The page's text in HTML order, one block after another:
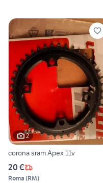
2
corona sram Apex 11v
20 €
Roma (RM)